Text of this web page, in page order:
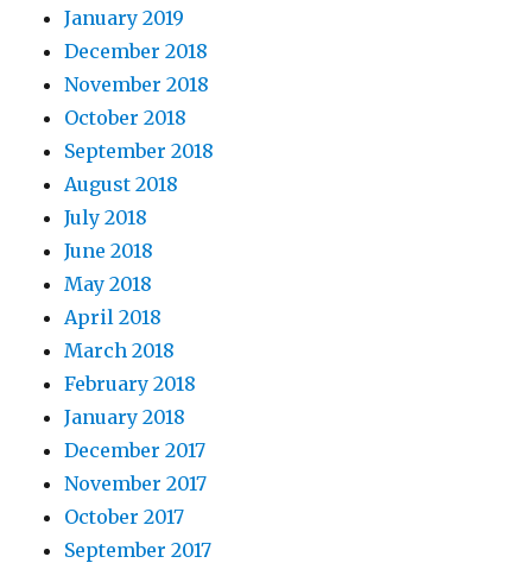
January 2019
December 2018
November 2018
October 2018
September 2018
August 2018
July 2018
June 2018
May 2018
April 2018
March 2018
February 2018
January 2018
December 2017
November 2017
October 2017
September 2017